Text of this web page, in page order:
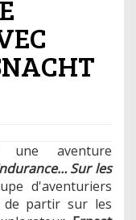
aventure
Sur les
d'aventuriers
de partir sur les